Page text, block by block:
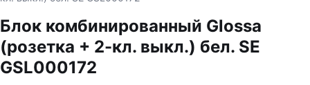
Блок комбинированный Glossa
(розетка + 2-кл. выкл.) бел. SE
GSL000172